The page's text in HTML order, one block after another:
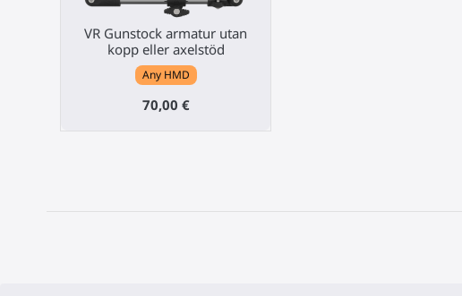
VR Gunstock armatur utan
kopp eller axelstöd
Any HMD
70,00 €